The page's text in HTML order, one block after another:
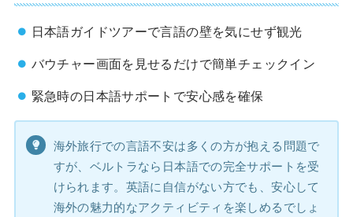
日本語ガイドツアーで言語の壁を気にせず観光
バウチャー画面を見せるだけで簡単チェックイン
緊急時の日本語サポートで安心感を確保
海外旅行での言語不安は多くの方が抱える問題で
すが、ベルトラなら日本語での完全サポートを受
けられます。英語に自信がない方でも、安心して
海外の魅力的なアクティビティを楽しめるでしょ